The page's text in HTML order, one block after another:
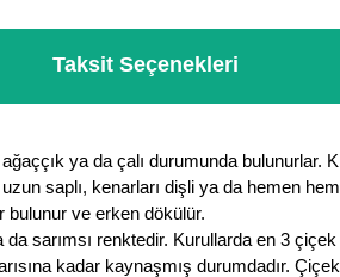
Taksit Seçenekleri
ya da çalı durumunda bulunurlar.
saplı, kenarları dişli ya da hemen
bulunur ve erken dökülür.
renktedir. Kurullarda en 3 çiçek
kadar kaynaşmış durumdadır.